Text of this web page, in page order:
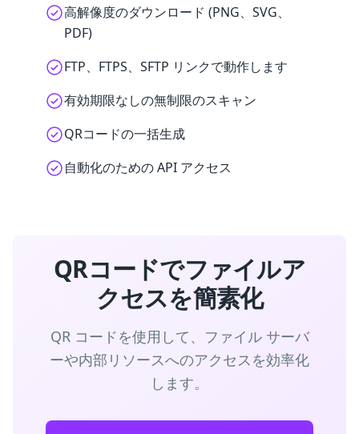
高解像度のダウンロード (PNG、SVG、
PDF)
FTP、FTPS、SFTP リンクで動作します
有効期限なしの無制限のスキャン
QRコードの一括生成
自動化のための API アクセス
QRコードでファイルア
クセスを簡素化
QR コードを使用して、ファイル サーバ
ーや内部リソースへのアクセスを効率化
します。